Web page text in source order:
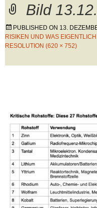
Bild
PUBLISHED ON 13.
RISIKEN UND WAS
RESOLUTION (620 × 752)